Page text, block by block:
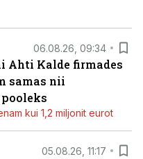
06.08.26, 09:34
Ahti Kalde firmades
samas nii
kui 1,2 miljonit eurot
05.08.26, 11:17